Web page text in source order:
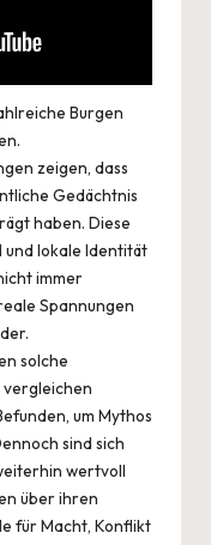
Burgen
zeigen, dass
Gedächtnis
haben. Diese
lokale Identität
immer
Spannungen
solche
vergleichen
um Mythos
sind sich
wertvoll
über ihren
für Macht, Konflikt